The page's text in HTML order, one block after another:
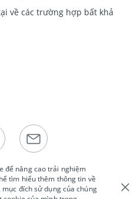
về các trường hợp bất khả
để nâng cao trải nghiệm
tìm hiểu thêm thông tin về
đích sử dụng của chúng